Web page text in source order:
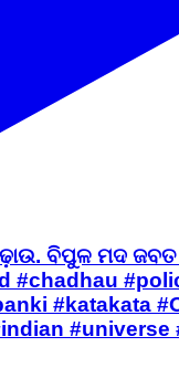
ବିପୁଳ ମଦ ଜବତ
#chadhau
#katakata
#universe